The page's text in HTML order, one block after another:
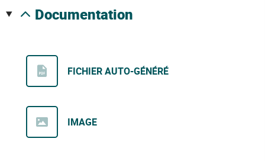
documentation
FICHIER AUTO-GÉNÉRÉ
IMAGE